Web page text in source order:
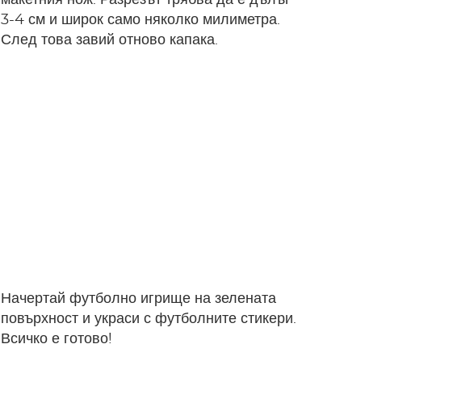
3-4 см и широк само няколко милиметра.
След това завий отново капака.
Начертай футболно игрище на зелената
повърхност и украси с футболните стикери.
Всичко е готово!